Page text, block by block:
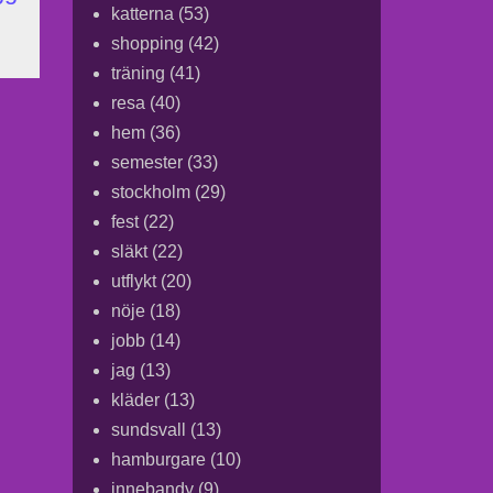
katterna (53)
shopping (42)
träning (41)
resa (40)
hem (36)
semester (33)
stockholm (29)
fest (22)
släkt (22)
utflykt (20)
nöje (18)
jobb (14)
jag (13)
kläder (13)
sundsvall
(13)
hamburgare (10)
innebandy (9)